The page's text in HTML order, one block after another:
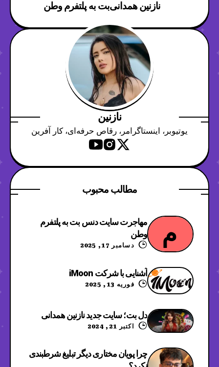
نازنین همدانیبت به پلتفرم وطن
نازنین
یوتیوبر، اینستاگرامر، رقاص حرفه‌ای، کار آفرین
مطالب محبوب
م
مهاجرت سایت دنس بت به پلتفرم
وطن
دسامبر 17, 2025
آشنایی با شرکت iMoon
فوریه 13, 2025
دل بت؛ سایت جدید نازنین همدانی
اکتبر 21, 2024
چرا پویان مختاری دیگر تبلیغ شرطبندی